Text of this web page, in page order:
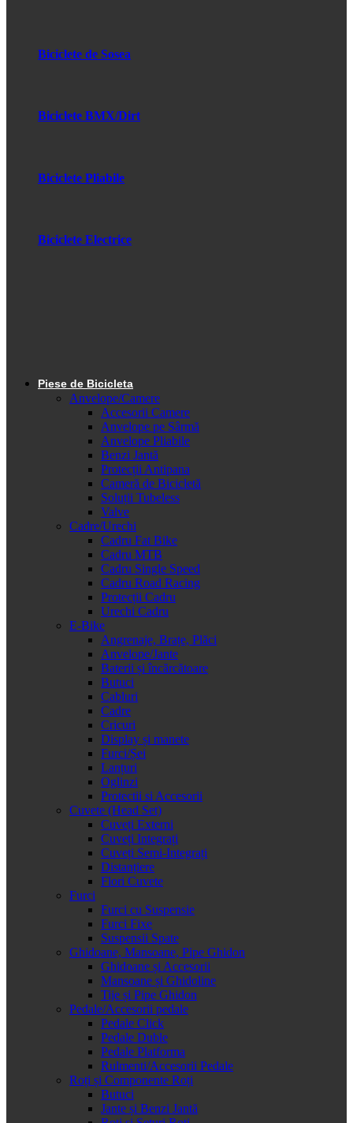
Biciclete de Sosea
Biciclete BMX/Dirt
Biciclete Pliabile
Biciclete Electrice
Piese de Bicicleta
Anvelope/Camere
Accesorii Camere
Anvelope pe Sârmă
Anvelope Pliabile
Benzi Jantă
Protecții Antipana
Cameră de Bicicletă
Soluții Tubeless
Valve
Cadre/Urechi
Cadru Fat Bike
Cadru MTB
Cadru Single Speed
Cadru Road Racing
Protecții Cadru
Urechi Cadru
E-Bike
Angrenaje, Brațe, Plăci
Anvelope/Jante
Baterii și încărcătoare
Butuci
Cabluri
Cadre
Cricuri
Display și manete
Furci/Șei
Lanțuri
Oglinzi
Protectii si Accesorii
Cuvete (Head Set)
Cuveți Externi
Cuveți Integrați
Cuveți Semi-Integrați
Distanțiere
Flori Cuvete
Furci
Furci cu Suspensie
Furci Fixe
Suspensii Spate
Ghidoane, Mansoane, Pipe Ghidon
Ghidoane și Accesorii
Mansoane și Ghidoline
Tije și Pipe Ghidon
Pedale/Accesorii pedale
Pedale Click
Pedale Duble
Pedale Platforma
Rulmenti/Accesorii Pedale
Roți și Componente Roți
Butuci
Jante și Benzi Jantă